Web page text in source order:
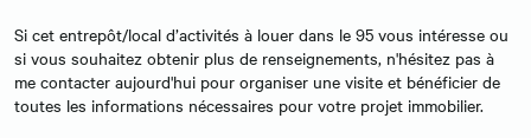
Si cet entrepôt/local d’activités à louer dans le 95 vous intéresse ou
si vous souhaitez obtenir plus de renseignements, n'hésitez pas à
me contacter aujourd'hui pour organiser une visite et bénéficier de
toutes les informations nécessaires pour votre projet immobilier.